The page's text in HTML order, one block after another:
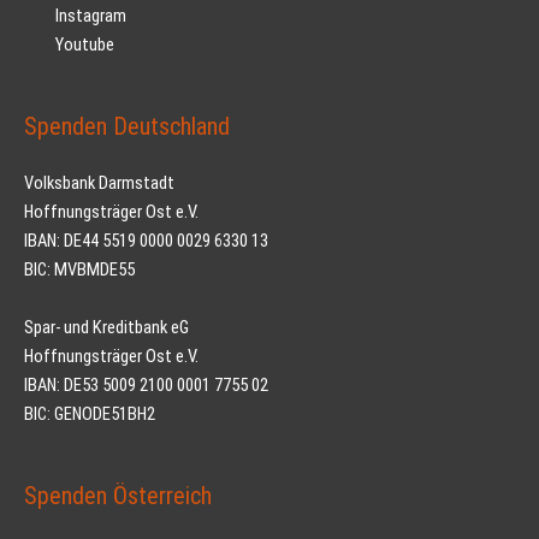
Instagram
Youtube
Spenden Deutschland
Volksbank Darmstadt
Hoffnungsträger Ost e.V.
IBAN: DE44 5519 0000 0029 6330 13
BIC: MVBMDE55
Spar- und Kreditbank eG
Hoffnungsträger Ost e.V.
IBAN: DE53 5009 2100 0001 7755 02
BIC: GENODE51BH2
Spenden Österreich